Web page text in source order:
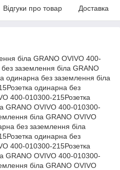
Відгуки про товар Доставка
біла GRANO OVIVO 400-
заземлення біла GRANO
одинарна без заземлення біла
одинарна без
400-010300-215Розетка
GRANO OVIVO 400-010300-
біла GRANO OVIVO
без заземлення біла
одинарна без
400-010300-215Розетка
GRANO OVIVO 400-010300-
біла GRANO OVIVO